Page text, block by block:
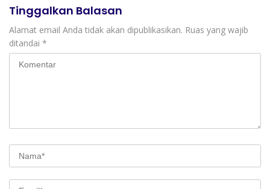
Tinggalkan Balasan
Alamat email Anda tidak akan dipublikasikan. Ruas yang wajib
ditandai *